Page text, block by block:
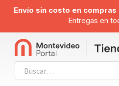
Envío sin costo en
Entregas en